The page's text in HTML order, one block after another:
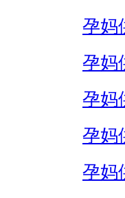
孕妈
孕妈
孕妈
孕妈
孕妈